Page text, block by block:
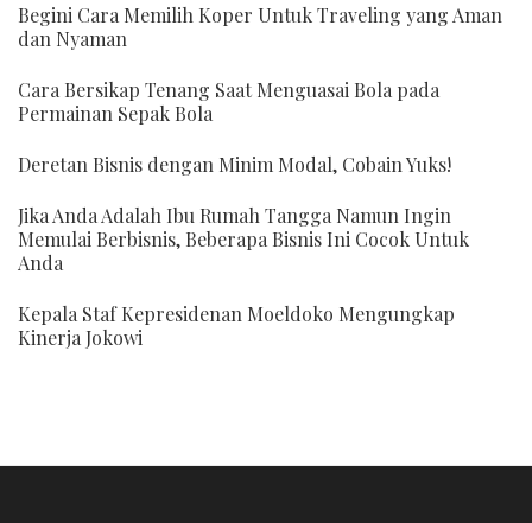
Begini Cara Memilih Koper Untuk Traveling yang Aman
dan Nyaman
Cara Bersikap Tenang Saat Menguasai Bola pada
Permainan Sepak Bola
Deretan Bisnis dengan Minim Modal, Cobain Yuks!
Jika Anda Adalah Ibu Rumah Tangga Namun Ingin
Memulai Berbisnis, Beberapa Bisnis Ini Cocok Untuk
Anda
Kepala Staf Kepresidenan Moeldoko Mengungkap
Kinerja Jokowi